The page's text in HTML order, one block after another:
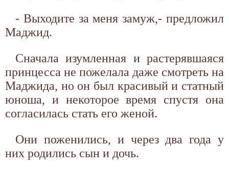
- Выходите за меня замуж,- предложил
Маджид.
Сначала изумленная и растерявшаяся
принцесса не пожелала даже смотреть на
Маджида, но он был красивый и статный
юноша, и некоторое время спустя она
согласилась стать его женой.
Они поженились, и через два года у
них родились сын и дочь.